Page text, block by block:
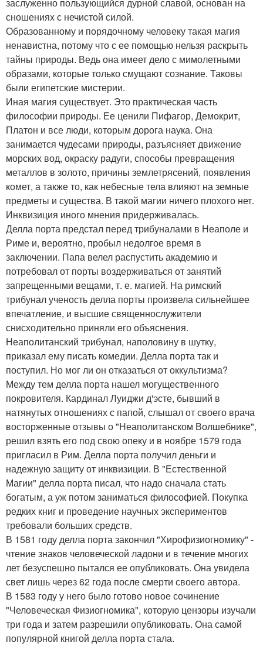
заслуженно пользующийся дурной славой, основан на
сношениях с нечистой силой.
Образованному и порядочному человеку такая магия
ненавистна, потому что с ее помощью нельзя раскрыть
тайны природы. Ведь она имеет дело с мимолетными
образами, которые только смущают сознание. Таковы
были египетские мистерии.
Иная магия существует. Это практическая часть
философии природы. Ее ценили Пифагор, Демокрит,
Платон и все люди, которым дорога наука. Она
занимается чудесами природы, разъясняет движение
морских вод, окраску радуги, способы превращения
металлов в золото, причины землетрясений, появления
комет, а также то, как небесные тела влияют на земные
предметы и существа. В такой магии ничего плохого нет.
Инквизиция иного мнения придерживалась.
Делла порта предстал перед трибуналами в Неаполе и
Риме и, вероятно, пробыл недолгое время в
заключении. Папа велел распустить академию и
потребовал от порты воздерживаться от занятий
запрещенными вещами, т. е. магией. На римский
трибунал ученость делла порты произвела сильнейшее
впечатление, и высшие священнослужители
снисходительно приняли его объяснения.
Неаполитанский трибунал, наполовину в шутку,
приказал ему писать комедии. Делла порта так и
поступил. Но мог ли он отказаться от оккультизма?
Между тем делла порта нашел могущественного
покровителя. Кардинал Луиджи д'эсте, бывший в
натянутых отношениях с папой, слышал от своего врача
восторженные отзывы о "Неаполитанском Волшебнике",
решил взять его под свою опеку и в ноябре 1579 года
пригласил в Рим. Делла порта получил деньги и
надежную защиту от инквизиции. В "Естественной
Магии" делла порта писал, что надо сначала стать
богатым, а уж потом заниматься философией. Покупка
редких книг и проведение научных экспериментов
требовали больших средств.
В 1581 году делла порта закончил "Хирофизиогномику" -
чтение знаков человеческой ладони и в течение многих
лет безуспешно пытался ее опубликовать. Она увидела
свет лишь через 62 года после смерти своего автора.
В 1583 году у него было готово новое сочинение
"Человеческая Физиогномика", которую цензоры изучали
три года и затем разрешили опубликовать. Она самой
популярной книгой делла порта стала.